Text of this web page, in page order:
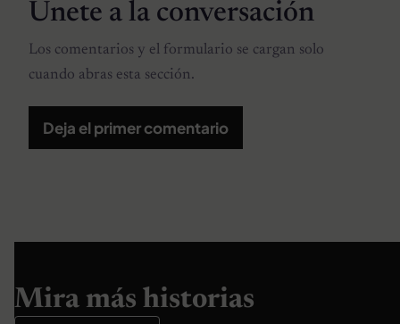
Únete a la conversación
Los comentarios y el formulario se cargan solo
cuando abras esta sección.
Deja el primer comentario
Mira más historias